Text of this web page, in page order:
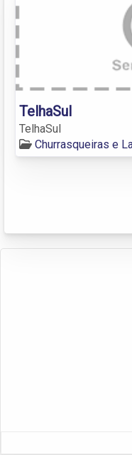
TelhaSul
TelhaSul
Churrasqueiras e